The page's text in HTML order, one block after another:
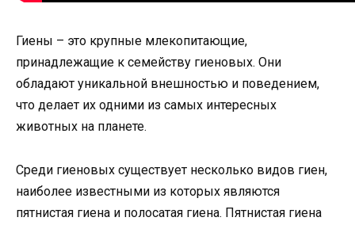
Гиены – это крупные млекопитающие,
принадлежащие к семейству гиеновых. Они
обладают уникальной внешностью и поведением,
что делает их одними из самых интересных
животных на планете.
Среди гиеновых существует несколько видов гиен,
наиболее известными из которых являются
пятнистая гиена и полосатая гиена. Пятнистая гиена